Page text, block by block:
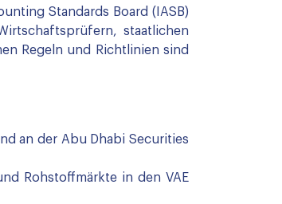
Standards Board (IASB)
staatlichen
Regeln und Richtlinien sind
an der Abu Dhabi Securities
Rohstoffmärkte in den VAE